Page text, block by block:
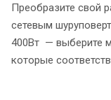
Преобразите свой
сетевым
400Вт — выберите
которые